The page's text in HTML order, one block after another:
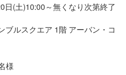
日(土)10:00～無くなり次第終了
ブルスクエア 1階 アーバン・コ
様